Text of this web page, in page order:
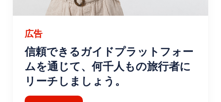
広告
信頼できるガイドプラットフォー
ムを通じて、何千人もの旅行者に
リーチしましょう。